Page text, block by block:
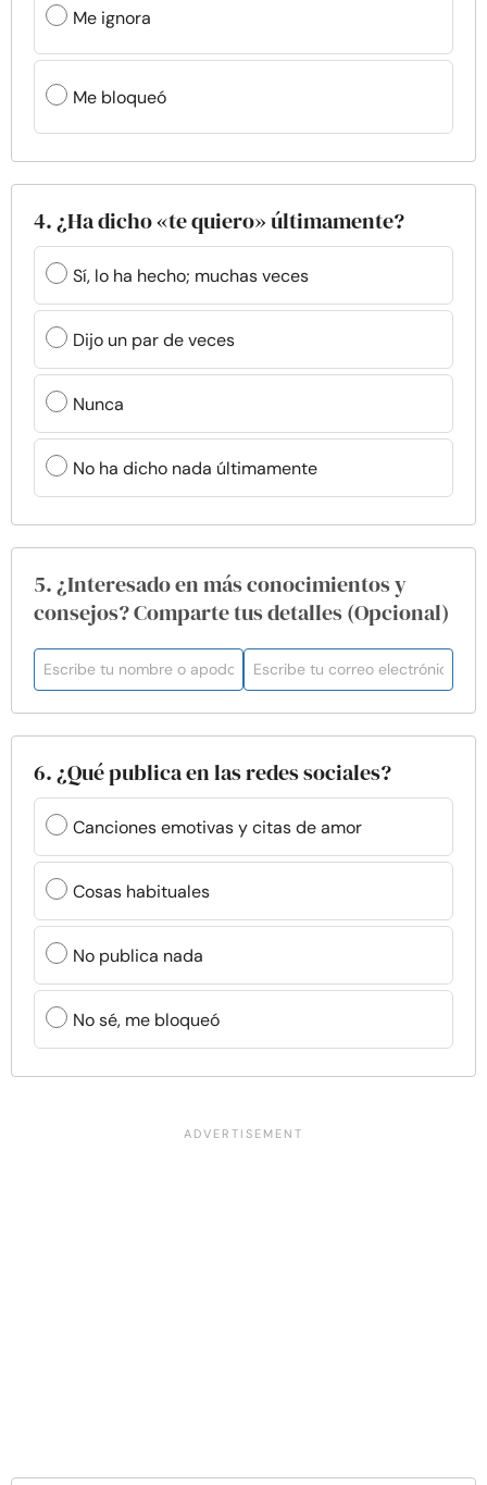
Me ignora
Me bloqueó
4. ¿Ha dicho «te quiero» últimamente?
Sí, lo ha hecho; muchas veces
Dijo un par de veces
Nunca
No ha dicho nada últimamente
5. ¿Interesado en más conocimientos y
consejos? Comparte tus detalles (Opcional)
6. ¿Qué publica en las redes sociales?
Canciones emotivas y citas de amor
Cosas habituales
No publica nada
No sé, me bloqueó